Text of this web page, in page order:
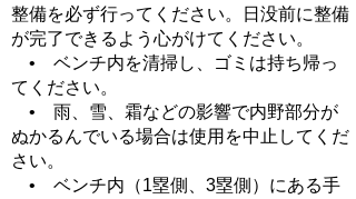
整備を必ず行ってください。日没前に整備
が完了できるよう心がけてください。
• ベンチ内を清掃し、ゴミは持ち帰っ
てください。
• 雨、雪、霜などの影響で内野部分が
ぬかるんでいる場合は使用を中止してくだ
さい。
• ベンチ内（1塁側、3塁側）にある手